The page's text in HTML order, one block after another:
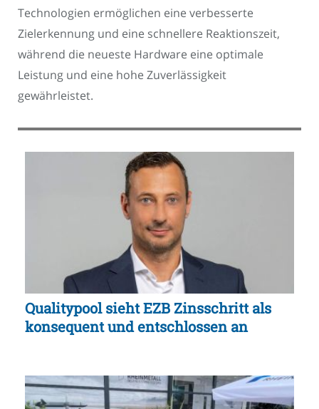
Technologien ermöglichen eine verbesserte
Zielerkennung und eine schnellere Reaktionszeit,
während die neueste Hardware eine optimale
Leistung und eine hohe Zuverlässigkeit
gewährleistet.
Qualitypool sieht EZB Zinsschritt als
konsequent und entschlossen an